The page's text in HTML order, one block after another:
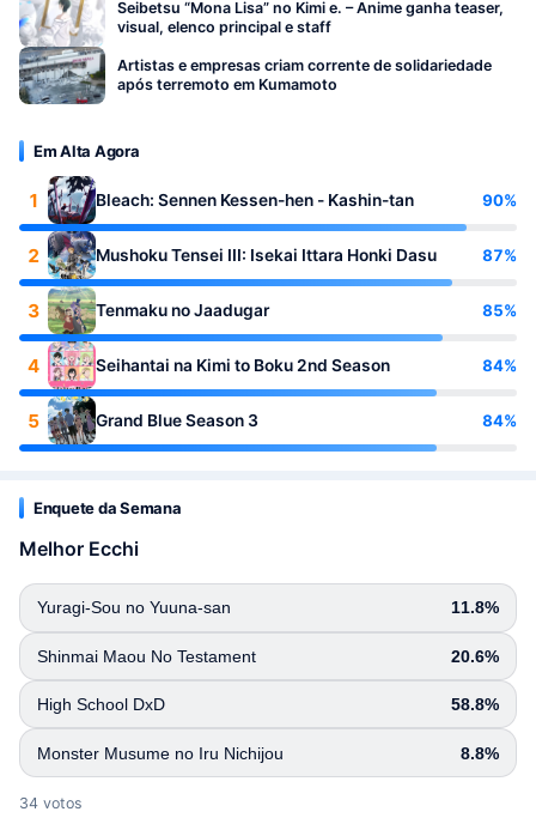
Seibetsu “Mona Lisa” no Kimi e. – Anime ganha teaser,
visual, elenco principal e staff
Artistas e empresas criam corrente de solidariedade
após terremoto em Kumamoto
Em Alta Agora
1 Bleach: Sennen Kessen-hen - Kashin-tan 90%
2 Mushoku Tensei III: Isekai Ittara Honki Dasu 87%
3 Tenmaku no Jaadugar 85%
4 Seihantai na Kimi to Boku 2nd Season 84%
5 Grand Blue Season 3 84%
Enquete da Semana
Melhor Ecchi
Yuragi-Sou no Yuuna-san 11.8%
Shinmai Maou No Testament 20.6%
High School DxD 58.8%
Monster Musume no Iru Nichijou 8.8%
34 votos